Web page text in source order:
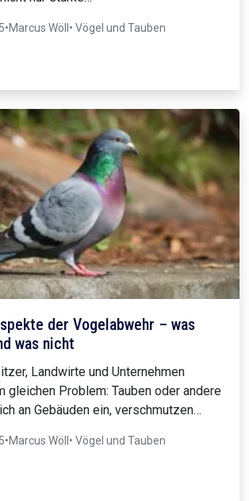
•Marcus Wöll • Vögel und Tauben
der Vogelabwehr – was
was nicht
Landwirte und Unternehmen
gleichen Problem: Tauben oder andere
an Gebäuden ein, verschmutzen…
•Marcus Wöll • Vögel und Tauben